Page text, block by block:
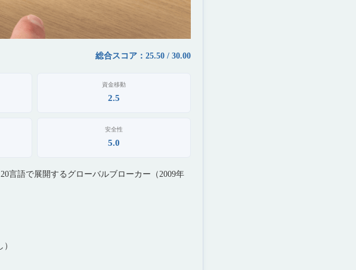
総合スコア：25.50 / 30.00
資金移動
2.5
安全性
5.0
言語で展開するグローバルブローカー（2009年